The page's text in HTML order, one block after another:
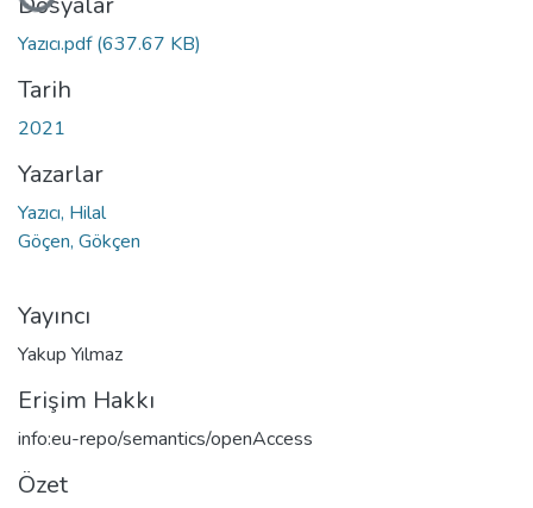
Yazıcı.pdf(637.67 KB)
Tarih
2021
Yazarlar
Yazıcı, Hilal
Göçen, Gökçen
Yayıncı
Yakup Yılmaz
Erişim Hakkı
info:eu-repo/semantics/openAccess
Özet